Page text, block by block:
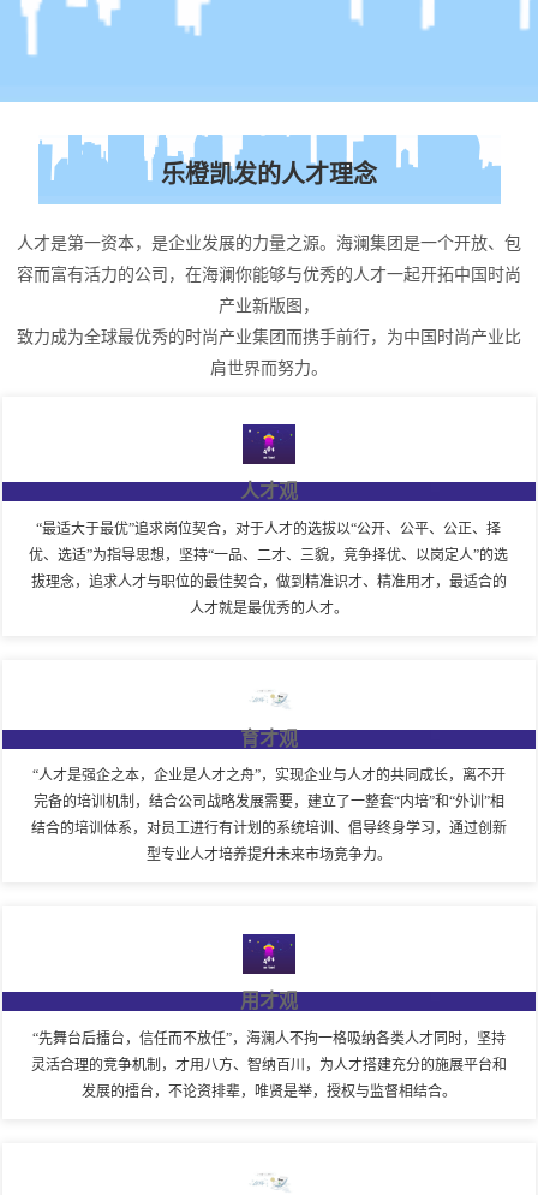
乐橙凯发的人才理念
人才是第一资本，是企业发展的力量之源。海澜集团是一个开放、包
容而富有活力的公司，在海澜你能够与优秀的人才一起开拓中国时尚
产业新版图，
致力成为全球最优秀的时尚产业集团而携手前行，为中国时尚产业比
肩世界而努力。
人才观
“最适大于最优”追求岗位契合，对于人才的选拔以“公开、公平、公正、择
优、选适”为指导思想，坚持“一品、二才、三貌，竞争择优、以岗定人”的选
拔理念，追求人才与职位的最佳契合，做到精准识才、精准用才，最适合的
人才就是最优秀的人才。
育才观
“人才是强企之本，企业是人才之舟”，实现企业与人才的共同成长，离不开
完备的培训机制，结合公司战略发展需要，建立了一整套“内培”和“外训”相
结合的培训体系，对员工进行有计划的系统培训、倡导终身学习，通过创新
型专业人才培养提升未来市场竞争力。
用才观
“先舞台后擂台，信任而不放任”，海澜人不拘一格吸纳各类人才同时，坚持
灵活合理的竞争机制，才用八方、智纳百川，为人才搭建充分的施展平台和
发展的擂台，不论资排辈，唯贤是举，授权与监督相结合。